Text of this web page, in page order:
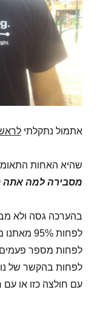
אתמול נתקלתי
שהיא האחות
מסבירה למה אתה
בהערכה גסה ולא
לפחות 95% מאתנו מחזיקים
לפחות מספר פעמים
לפחות בהקשר של
עם חולצה כזו או